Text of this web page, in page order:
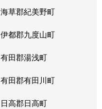
海草郡紀美野町
伊都郡九度山町
有田郡湯浅町
有田郡有田川町
日高郡日高町